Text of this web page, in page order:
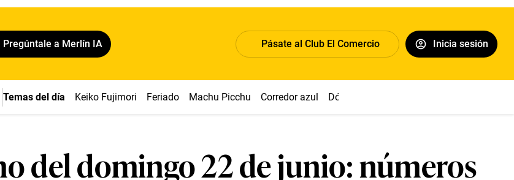
Pregúntale a Merlín IA Pásate al Club El Comercio Inicia sesión
Temas del día Keiko Fujimori Feriado Machu Picchu Corredor azul Dólar
del domingo 22 de junio: números